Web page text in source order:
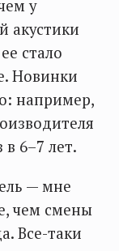
у
акустики
стало
Новинки
например,
6–7 лет.
— мне
чем смены
Все-таки